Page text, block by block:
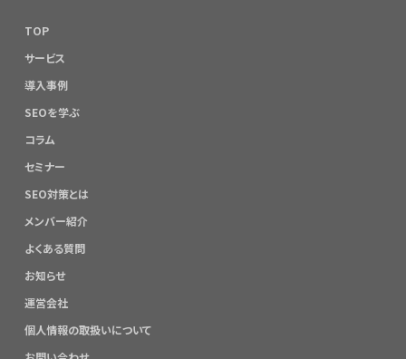
TOP
サービス
導入事例
SEOを学ぶ
コラム
セミナー
SEO対策とは
メンバー紹介
よくある質問
お知らせ
運営会社
個人情報の取扱いについて